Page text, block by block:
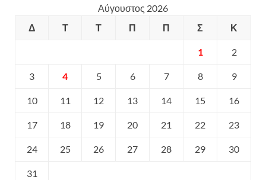
Αύγουστος 2026
Δ
Τ Τ Π Π Σ Κ
1 2
3 4 5 6 7 8 9
10 11 12 13 14 15 16
17 18 19 20 21 22 23
24 25 26 27 28 29 30
31